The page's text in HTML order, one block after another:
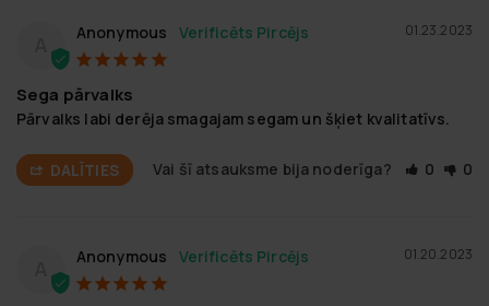
01.23.2023
Anonymous
Sega pārvalks
Pārvalks labi derēja smagajam segam un šķiet kvalitatīvs.
DALĪTIES Vai šī atsauksme bija noderīga? 0 0
01.20.2023
Anonymous